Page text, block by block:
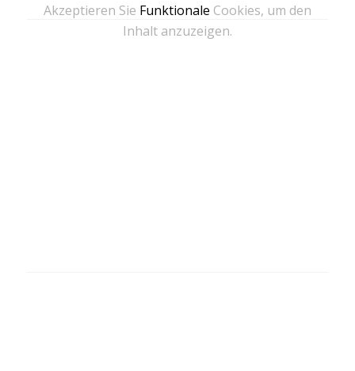
Akzeptieren Sie Funktionale Cookies, um den
Inhalt anzuzeigen.